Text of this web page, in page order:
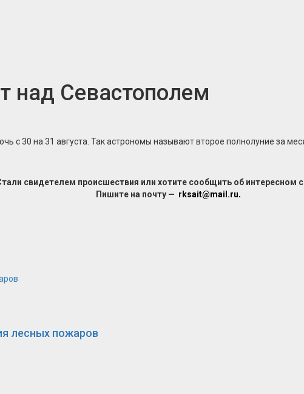
над Севастополем
с 30 на 31 августа. Так астрономы называют второе полнолуние за
свидетелем происшествия или хотите сообщить об интересном
Пишите на почту — rksait@mail.ru.
лесных пожаров